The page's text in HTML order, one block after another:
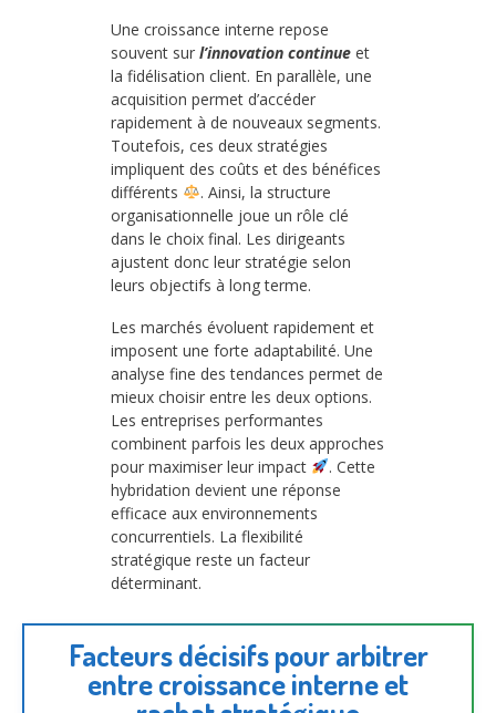
Une croissance interne repose
souvent sur l’innovation continue et
la fidélisation client. En parallèle, une
acquisition permet d’accéder
rapidement à de nouveaux segments.
Toutefois, ces deux stratégies
impliquent des coûts et des bénéfices
différents
. Ainsi, la structure
organisationnelle joue un rôle clé
dans le choix final. Les dirigeants
ajustent donc leur stratégie selon
leurs objectifs à long terme.
Les marchés évoluent rapidement et
imposent une forte adaptabilité. Une
analyse fine des tendances permet de
mieux choisir entre les deux options.
Les entreprises performantes
combinent parfois les deux approches
pour maximiser leur impact
. Cette
hybridation devient une réponse
efficace aux environnements
concurrentiels. La flexibilité
stratégique reste un facteur
déterminant.
Facteurs décisifs pour arbitrer
entre croissance interne et